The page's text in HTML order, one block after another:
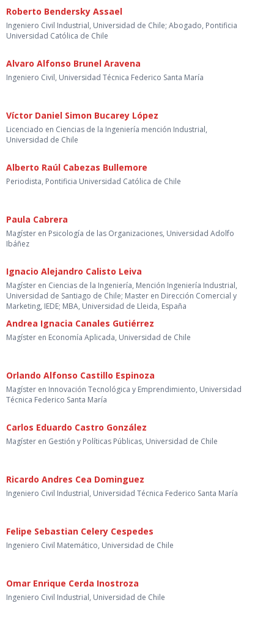
Roberto Bendersky Assael
Ingeniero Civil Industrial, Universidad de Chile; Abogado, Pontificia
Universidad Católica de Chile
Alvaro Alfonso Brunel Aravena
Ingeniero Civil, Universidad Técnica Federico Santa María
Víctor Daniel Simon Bucarey López
Licenciado en Ciencias de la Ingeniería mención Industrial,
Universidad de Chile
Alberto Raúl Cabezas Bullemore
Periodista, Pontificia Universidad Católica de Chile
Paula Cabrera
Magíster en Psicología de las Organizaciones, Universidad Adolfo
Ibáñez
Ignacio Alejandro Calisto Leiva
Magíster en Ciencias de la Ingeniería, Mención Ingeniería Industrial,
Universidad de Santiago de Chile; Master en Dirección Comercial y
Marketing, IEDE; MBA, Universidad de Lleida, España
Andrea Ignacia Canales Gutiérrez
Magíster en Economía Aplicada, Universidad de Chile
Orlando Alfonso Castillo Espinoza
Magíster en Innovación Tecnológica y Emprendimiento, Universidad
Técnica Federico Santa María
Carlos Eduardo Castro González
Magíster en Gestión y Políticas Públicas, Universidad de Chile
Ricardo Andres Cea Dominguez
Ingeniero Civil Industrial, Universidad Técnica Federico Santa María
Felipe Sebastian Celery Cespedes
Ingeniero Civil Matemático, Universidad de Chile
Omar Enrique Cerda Inostroza
Ingeniero Civil Industrial, Universidad de Chile